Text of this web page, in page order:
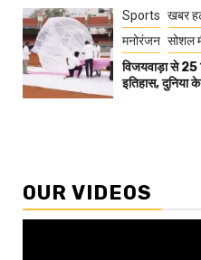
Sports खबर
मनोरंजन सोशल
विजयवाड़ा से 25
इतिहास, दुनिया
OUR VIDEOS